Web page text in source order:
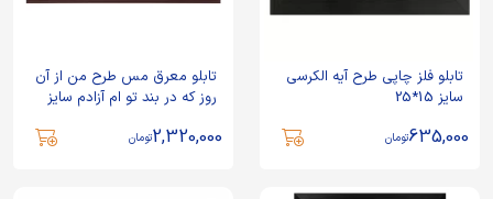
تابلو فلز چاپی طرح آیه الکرسی
سایز 15*25
635,000تومان
تابلو معرق مس طرح من از آن
روز که در بند تو ام آزادم سایز
2,320,000تومان